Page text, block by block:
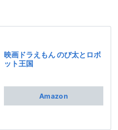
映画ドラえもん のび太とロボ
ット王国
Amazon